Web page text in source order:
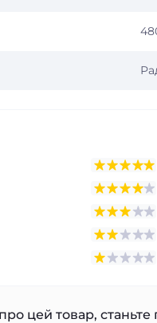
цей товар,